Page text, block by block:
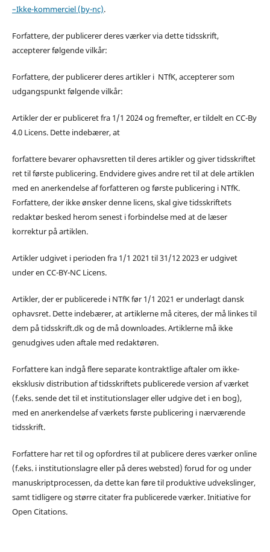
–Ikke-kommerciel (by-nc).
Forfattere, der publicerer deres værker via dette tidsskrift,
accepterer følgende vilkår:
Forfattere, der publicerer deres artikler i NTfK, accepterer som
udgangspunkt følgende vilkår:
Artikler der er publiceret fra 1/1 2024 og fremefter, er tildelt en CC-By
4.0 Licens. Dette indebærer, at
forfattere bevarer ophavsretten til deres artikler og giver tidsskriftet
ret til første publicering. Endvidere gives andre ret til at dele artiklen
med en anerkendelse af forfatteren og første publicering i NTfK.
Forfattere, der ikke ønsker denne licens, skal give tidsskriftets
redaktør besked herom senest i forbindelse med at de læser
korrektur på artiklen.
Artikler udgivet i perioden fra 1/1 2021 til 31/12 2023 er udgivet
under en CC-BY-NC Licens.
Artikler, der er publicerede i NTfK før 1/1 2021 er underlagt dansk
ophavsret. Dette indebærer, at artiklerne må citeres, der må linkes til
dem på tidsskrift.dk og de må downloades. Artiklerne må ikke
genudgives uden aftale med redaktøren.
Forfattere kan indgå flere separate kontraktlige aftaler om ikke-
eksklusiv distribution af tidsskriftets publicerede version af værket
(f.eks. sende det til et institutionslager eller udgive det i en bog),
med en anerkendelse af værkets første publicering i nærværende
tidsskrift.
Forfattere har ret til og opfordres til at publicere deres værker online
(f.eks. i institutionslagre eller på deres websted) forud for og under
manuskriptprocessen, da dette kan føre til produktive udvekslinger,
samt tidligere og større citater fra publicerede værker. Initiative for
Open Citations.